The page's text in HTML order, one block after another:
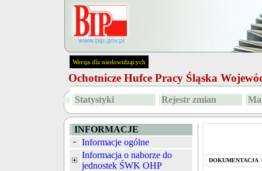
Wersja dla niedowidzących
Ochotnicze Hufce Pracy Śląska
Statystyki Rejestr zmian
INFORMACJE
Informacje ogólne
Informacja o naborze do
jednostek ŚWK OHP
DOKUMENTACJA